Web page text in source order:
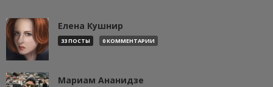
Елена Кушнир
33 ПОСТЫ 0 КОММЕНТАРИИ
Мариам Ананидзе